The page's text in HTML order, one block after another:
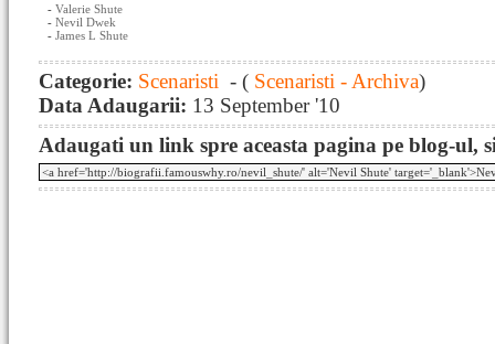
- Valerie Shute
- Nevil Dwek
- James L Shute
Categorie: Scenaristi - ( Scenaristi - Archiva)
Data Adaugarii: 13 September '10
Adaugati un link spre aceasta pagina pe blog-ul,